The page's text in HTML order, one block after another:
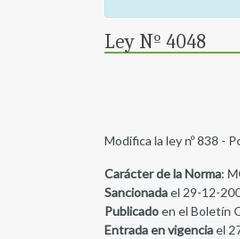
Ley Nº 4048
Modifica la ley nº 838 -
Carácter de la Norma:
Sancionadael 29-12-
Publicadoen el Boletín
Entrada en vigenciael